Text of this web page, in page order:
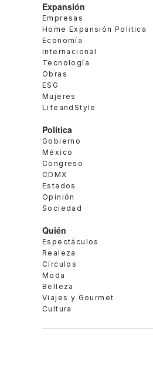
Expansión
Empresas
Home Expansión Politica
Economía
Internacional
Tecnología
Obras
ESG
Mujeres
LifeandStyle
Política
Gobierno
México
Congreso
CDMX
Estados
Opinión
Sociedad
Quién
Espectáculos
Realeza
Círculos
Moda
Belleza
Viajes y Gourmet
Cultura